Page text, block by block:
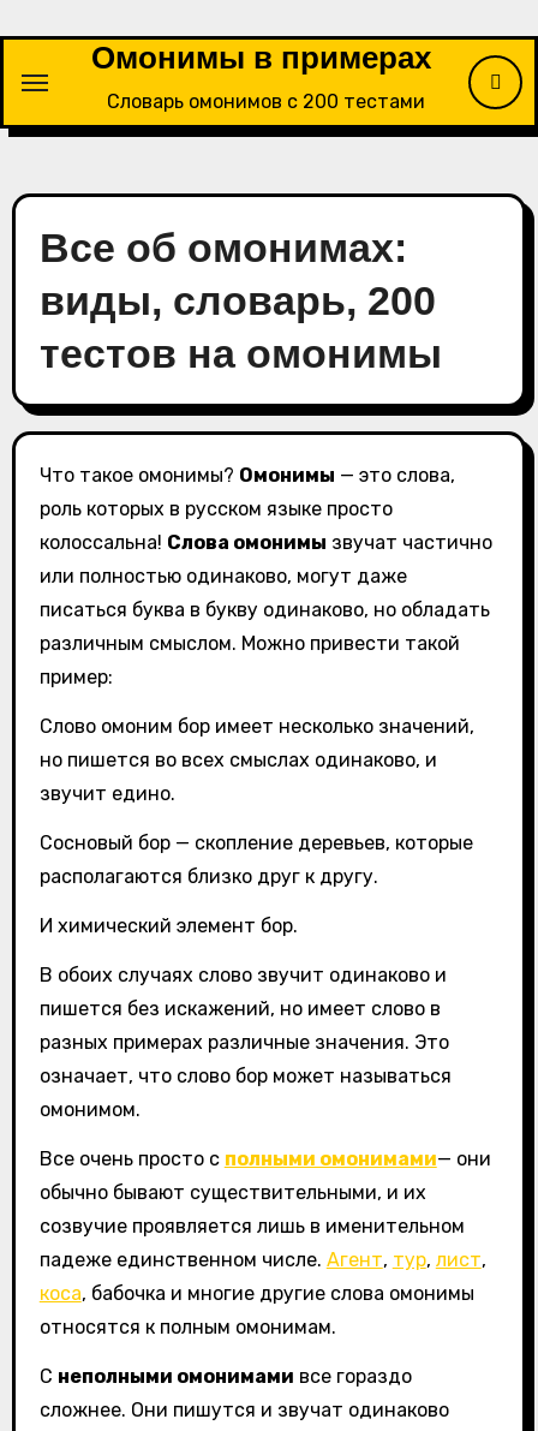
содержимому
Омонимы в примерах
Словарь омонимов с 200 тестами
Все об омонимах:
виды, словарь, 200
тестов на омонимы
Что такое омонимы? Омонимы — это слова,
роль которых в русском языке просто
колоссальна! Слова омонимы звучат частично
или полностью одинаково, могут даже
писаться буква в букву одинаково, но обладать
различным смыслом. Можно привести такой
пример:
Слово омоним бор имеет несколько значений,
но пишется во всех смыслах одинаково, и
звучит едино.
Сосновый бор — скопление деревьев, которые
располагаются близко друг к другу.
И химический элемент бор.
В обоих случаях слово звучит одинаково и
пишется без искажений, но имеет слово в
разных примерах различные значения. Это
означает, что слово бор может называться
омонимом.
Все очень просто с полными омонимами— они
обычно бывают существительными, и их
созвучие проявляется лишь в именительном
падеже единственном числе. Агент, тур, лист,
коса, бабочка и многие другие слова омонимы
относятся к полным омонимам.
С неполными омонимами все гораздо
сложнее. Они пишутся и звучат одинаково